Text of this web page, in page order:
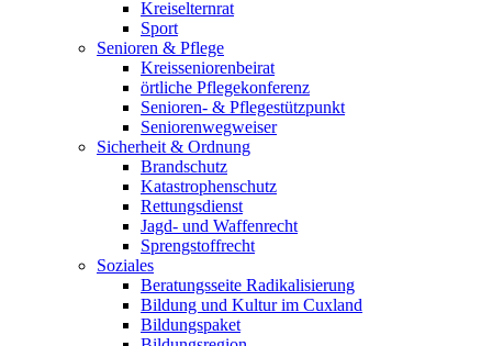
Kreiselternrat
Sport
Senioren & Pflege
Kreisseniorenbeirat
örtliche Pflegekonferenz
Senioren- & Pflegestützpunkt
Seniorenwegweiser
Sicherheit & Ordnung
Brandschutz
Katastrophenschutz
Rettungsdienst
Jagd- und Waffenrecht
Sprengstoffrecht
Soziales
Beratungsseite Radikalisierung
Bildung und Kultur im Cuxland
Bildungspaket